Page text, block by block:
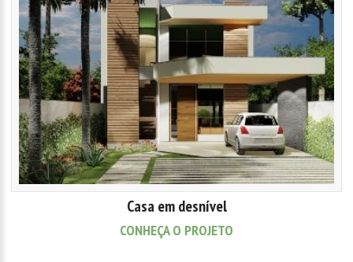
Casa em desnível
CONHEÇA O PROJETO